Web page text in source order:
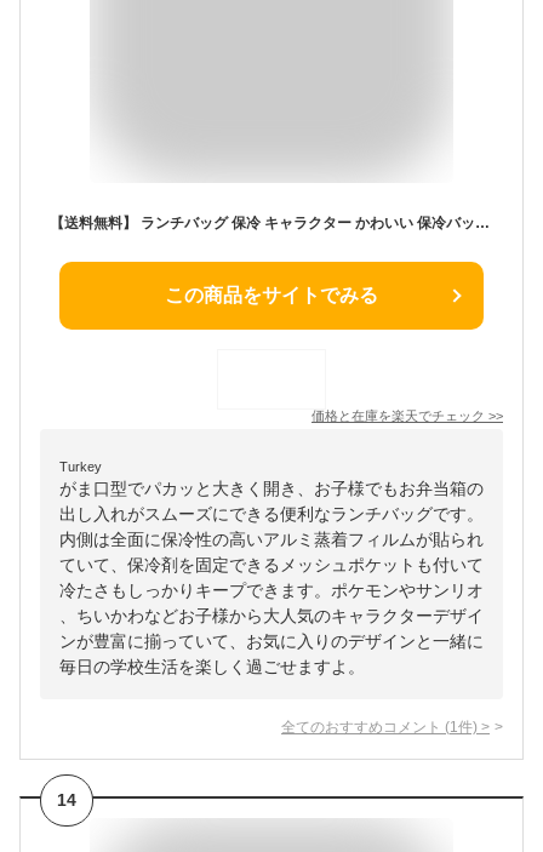
【送料無料】 ランチバッグ 保冷 キャラクター かわいい 保冷バッグ KGA1 がま口型 ワイヤー バッグ ランチ お弁当かばん 弁当箱 弁当袋 保温 お弁当バッグ 通勤 通学 通塾 キッチン ジブリ ポケモン サンリオ スヌーピー マインクラフト ムーミン 北欧 おしゃれ 素敵
この商品をサイトでみる
価格と在庫を楽天でチェック >>
Turkey
がま口型でパカッと大きく開き、お子様でもお弁当箱の
出し入れがスムーズにできる便利なランチバッグです。
内側は全面に保冷性の高いアルミ蒸着フィルムが貼られ
ていて、保冷剤を固定できるメッシュポケットも付いて
冷たさもしっかりキープできます。ポケモンやサンリオ
、ちいかわなどお子様から大人気のキャラクターデザイ
ンが豊富に揃っていて、お気に入りのデザインと一緒に
毎日の学校生活を楽しく過ごせますよ。
全てのおすすめコメント (1 件) >
14